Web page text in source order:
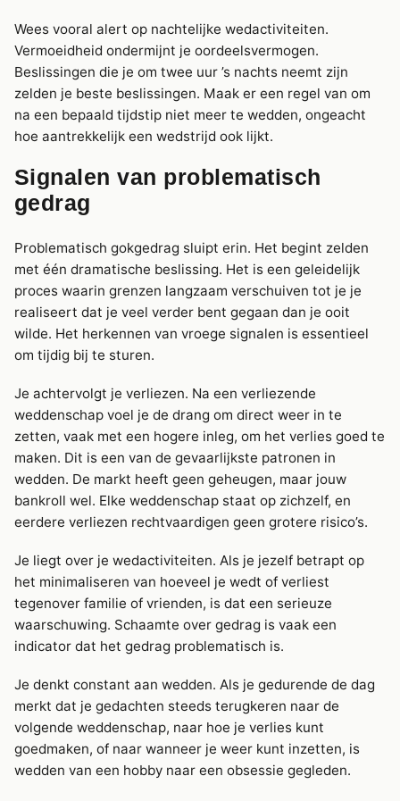
Wees vooral alert op nachtelijke wedactiviteiten.
Vermoeidheid ondermijnt je oordeelsvermogen.
Beslissingen die je om twee uur ’s nachts neemt zijn
zelden je beste beslissingen. Maak er een regel van om
na een bepaald tijdstip niet meer te wedden, ongeacht
hoe aantrekkelijk een wedstrijd ook lijkt.
Signalen van problematisch
gedrag
Problematisch gokgedrag sluipt erin. Het begint zelden
met één dramatische beslissing. Het is een geleidelijk
proces waarin grenzen langzaam verschuiven tot je je
realiseert dat je veel verder bent gegaan dan je ooit
wilde. Het herkennen van vroege signalen is essentieel
om tijdig bij te sturen.
Je achtervolgt je verliezen. Na een verliezende
weddenschap voel je de drang om direct weer in te
zetten, vaak met een hogere inleg, om het verlies goed te
maken. Dit is een van de gevaarlijkste patronen in
wedden. De markt heeft geen geheugen, maar jouw
bankroll wel. Elke weddenschap staat op zichzelf, en
eerdere verliezen rechtvaardigen geen grotere risico’s.
Je liegt over je wedactiviteiten. Als je jezelf betrapt op
het minimaliseren van hoeveel je wedt of verliest
tegenover familie of vrienden, is dat een serieuze
waarschuwing. Schaamte over gedrag is vaak een
indicator dat het gedrag problematisch is.
Je denkt constant aan wedden. Als je gedurende de dag
merkt dat je gedachten steeds terugkeren naar de
volgende weddenschap, naar hoe je verlies kunt
goedmaken, of naar wanneer je weer kunt inzetten, is
wedden van een hobby naar een obsessie gegleden.